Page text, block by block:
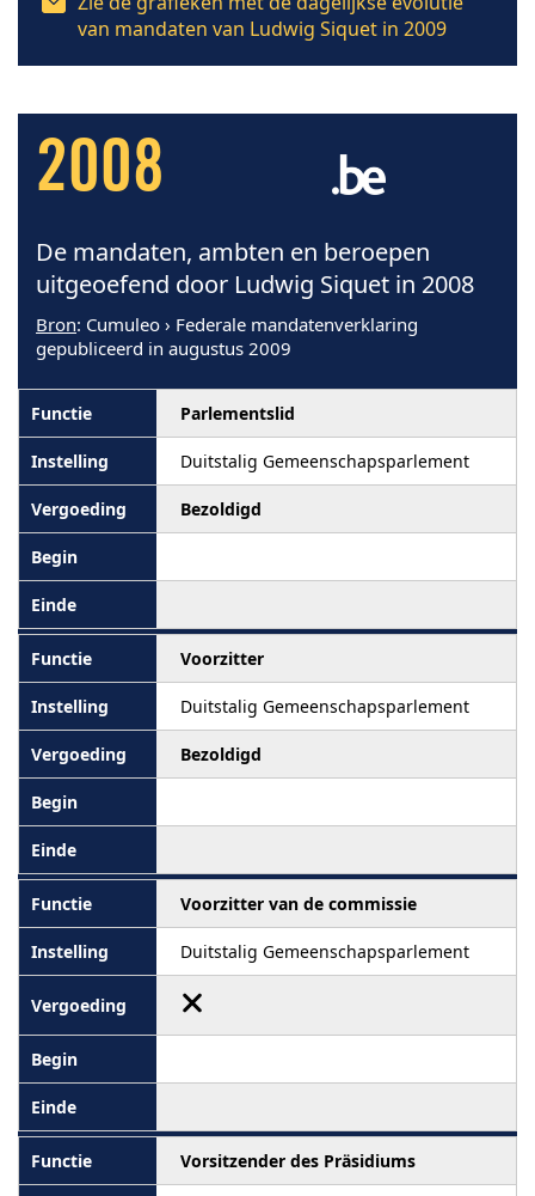
van mandaten van Ludwig Siquet in 2009
2008
De mandaten, ambten en beroepen
uitgeoefend door Ludwig Siquet in 2008
Bron: Cumuleo › Federale mandatenverklaring
gepubliceerd in augustus 2009
Parlementslid
Duitstalig Gemeenschapsparlement
Bezoldigd
Voorzitter
Duitstalig Gemeenschapsparlement
Bezoldigd
Voorzitter van de commissie
Duitstalig Gemeenschapsparlement
Vorsitzender des Präsidiums